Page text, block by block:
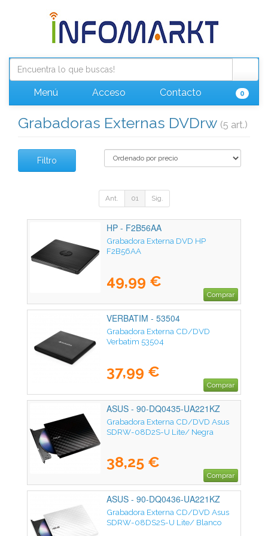
Menú Acceso Contacto 0
Grabadoras Externas DVDrw (5 art.)
Filtro
Ant. 01 Sig.
HP - F2B56AA
Grabadora Externa DVD HP
F2B56AA
49,99 €
Comprar
VERBATIM - 53504
Grabadora Externa CD/DVD
Verbatim 53504
37,99 €
Comprar
ASUS - 90-DQ0435-UA221KZ
Grabadora Externa CD/DVD Asus
SDRW-08D2S-U Lite/ Negra
38,25 €
Comprar
ASUS - 90-DQ0436-UA221KZ
Grabadora Externa CD/DVD Asus
SDRW-08DS2S-U Lite/ Blanco